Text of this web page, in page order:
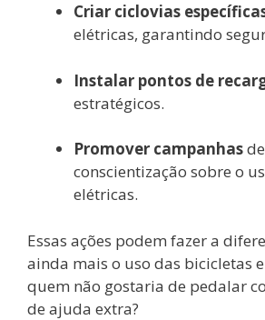
Criar ciclovias
elétricas, garantindo
Instalar pontos de
estratégicos.
Promover campanhasde
conscientização sobre o
elétricas.
Essas ações podem fazer a
ainda mais o uso das bicicletas
quem não gostaria de pedalar
de ajuda extra?